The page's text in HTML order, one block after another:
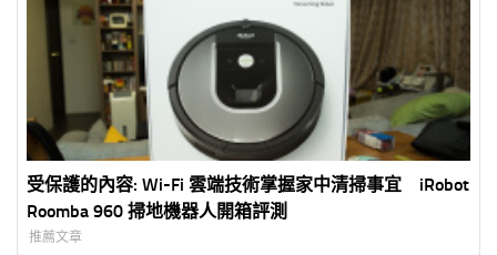
受保護的內容: Wi-Fi 雲端技術掌握家中清掃事宜 iRobot
Roomba 960 掃地機器人開箱評測
推薦文章